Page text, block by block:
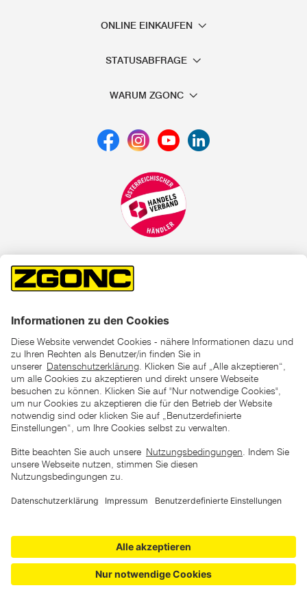
ONLINE EINKAUFEN
STATUSABFRAGE
WARUM ZGONC
Tagen vor Beginn dieser Aktion verlangte Preis
unter den UVP Preisen auf dieser Website sind die
Copyright © 2026 ZGONC. Alle Rechte vorbehalten.
AGB Datenschutz Impressum Barrierefreiheitserklärung